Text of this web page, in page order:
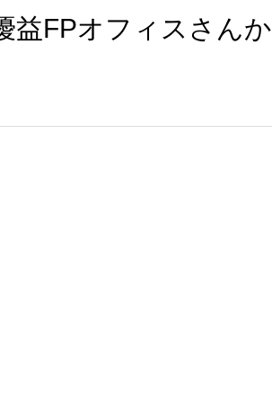
益FPオフィスさんか